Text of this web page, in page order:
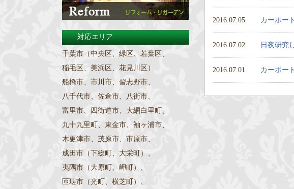
2016.07.05 カーポー
2016.07.02 日夜研究
2016.07.01 カーポー
対応エリア
千葉市（中央区、緑区、若葉区、
稲毛区、美浜区、花見川区）
船橋市、市川市、習志野市、
八千代市、佐倉市、八街市、
富里市、四街道市、大網白里町、
九十九里町、東金市、袖ヶ浦市、
木更津市、茂原市、市原市、
成田市（下総町、大栄町）、
夷隅市（大原町、岬町）、
匝瑳市（光町、横芝町）、